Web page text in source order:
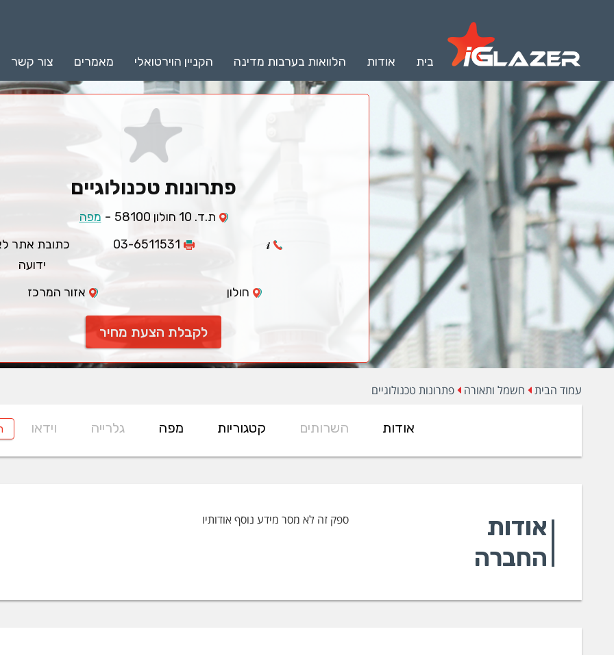
בית אודות הלוואות בערבות מדינה הקניין הוירטואלי מאמרים צור קשר
פתרונות טכנולוגיים
ת.ד. 10 חולון 58100 - מפה
03-6511531
כתובת אתר
ידועה
חולון
אזור המרכז
לקבלת הצעת מחיר
עמוד הבית חשמל ותאורה פתרונות טכנולוגיים
אודות השרותים קטגוריות מפה גלרייה וידאו
אודות
החברה
ספק זה לא מסר מידע נוסף אודותיו